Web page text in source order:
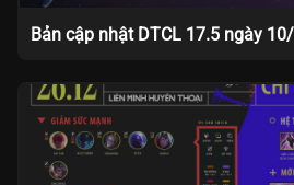
Bản cập nhật DTCL 17.5 ngày